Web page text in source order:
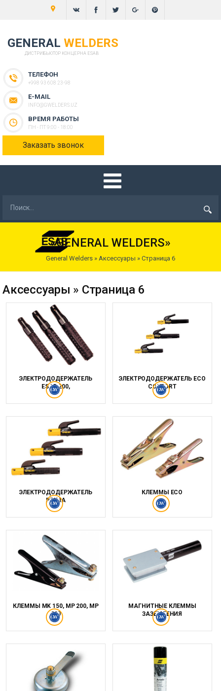
GENERAL WELDERS
ДИСТРИБЬЮТОР КОНЦЕРНА ESAB
ТЕЛЕФОН
+998 93 608 23-98
E-MAIL
INFO@GWELDERS.UZ
ВРЕМЯ РАБОТЫ
ПН - ПТ 9:00 - 18:00
Заказать звонок
«GENERAL WELDERS»
General Welders » Аксессуары » Страница 6
Аксессуары » Страница 6
ЭЛЕКТРОДОДЕРЖАТЕЛЬ
ESAB 200,
ЭЛЕКТРОДОДЕРЖАТЕЛЬ ECO
CONFORT
ЭЛЕКТРОДОДЕРЖАТЕЛЬ
PRIMA
КЛЕММЫ ECO
КЛЕММЫ MK 150, MP 200, MP
300
МАГНИТНЫЕ КЛЕММЫ
ЗАЗЕМЛЕНИЯ